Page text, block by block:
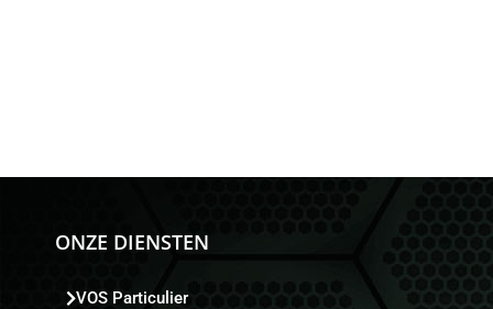
ONZE DIENSTEN
VOS Particulier